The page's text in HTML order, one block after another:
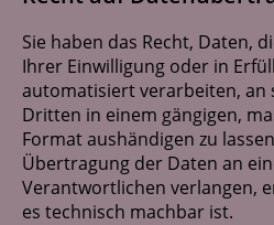
Sie haben das Recht, Daten,
Ihrer Einwilligung oder in
automatisiert verarbeiten, an
Dritten in einem gängigen,
Format aushändigen zu
Übertragung der Daten an
Verantwortlichen verlangen,
es technisch machbar ist.